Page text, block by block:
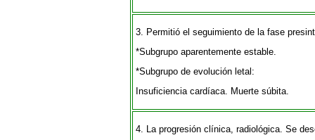
3. Permitió el seguimiento de la fase
*Subgrupo aparentemente estable.
*Subgrupo de evolución letal:
Insuficiencia cardíaca. Muerte súbita.
4. La progresión clínica, radiológica. Se